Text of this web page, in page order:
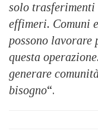
solo trasferimenti
effimeri. Comuni
possono lavorare
questa
generare
bisogno“.